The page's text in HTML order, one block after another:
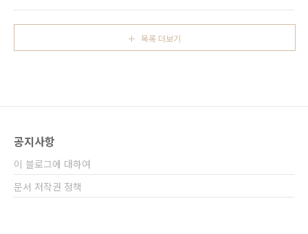
해도 될 것 같기도 하고... 그런데 생각해보면, 그
올려야하네요. 두고두고 만들어야겠어요...
죠. 태그 TAG 홀로 쓰이는 태그와 열고 닫는 태
예제들이 후지다는 말을 본 적이 있어서... ..
목록 더보기
공지사항
이 블로그에 대하여
문서 저작권 정책